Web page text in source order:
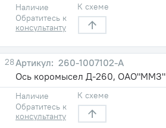
Наличие
Обратитесь к
консультанту
К схеме
28
260-1007102-А
Ось коромысел Д-260, ОАО"ММЗ"
Наличие
Обратитесь к
консультанту
К схеме